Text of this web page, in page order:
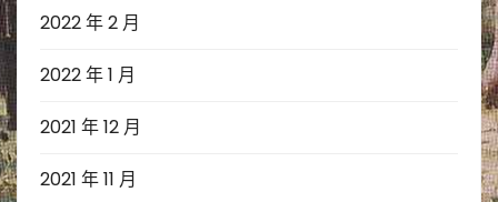
2022 年 2 月
2022 年 1 月
2021 年 12 月
2021 年 11 月